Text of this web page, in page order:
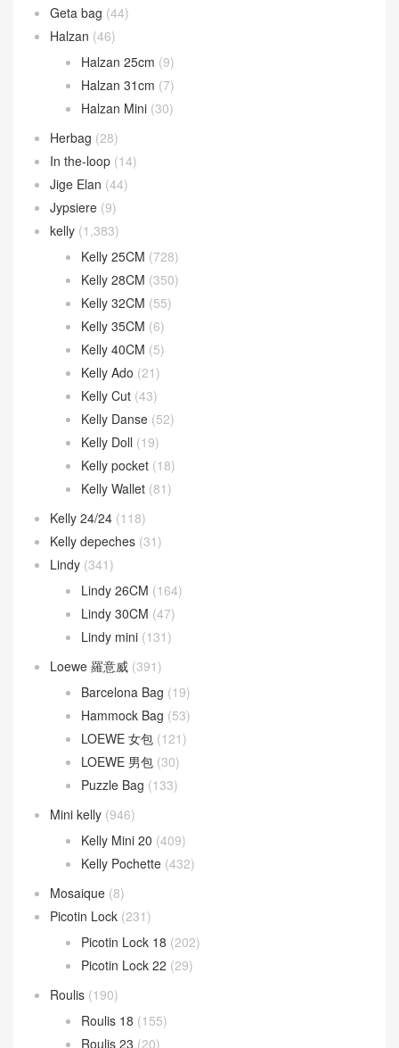
Geta bag (44)
Halzan (46)
Halzan 25cm (9)
Halzan 31cm (7)
Halzan Mini (30)
Herbag (28)
In the-loop (14)
Jige Elan (44)
Jypsiere (9)
kelly (1,383)
Kelly 25CM (728)
Kelly 28CM (350)
Kelly 32CM (55)
Kelly 35CM (6)
Kelly 40CM (5)
Kelly Ado (21)
Kelly Cut (43)
Kelly Danse (52)
Kelly Doll (19)
Kelly pocket (18)
Kelly Wallet (81)
Kelly 24/24 (118)
Kelly depeches (31)
Lindy (341)
Lindy 26CM (164)
Lindy 30CM (47)
Lindy mini (131)
Loewe 羅意威 (391)
Barcelona Bag (19)
Hammock Bag (53)
LOEWE 女包 (121)
LOEWE 男包 (30)
Puzzle Bag (133)
Mini kelly (946)
Kelly Mini 20 (409)
Kelly Pochette (432)
Mosaique (8)
Picotin Lock (231)
Picotin Lock 18 (202)
Picotin Lock 22 (29)
Roulis (190)
Roulis 18 (155)
Roulis 23 (20)